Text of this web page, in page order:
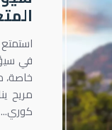
في
خاصة،
مريح
كوري...